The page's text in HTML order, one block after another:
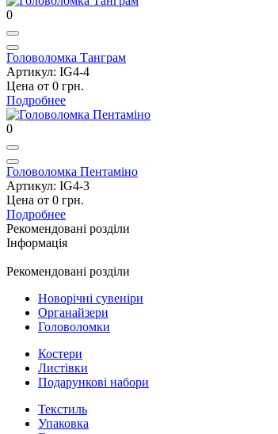
0
Головоломка Танграм
Артикул: IG4-4
Цена от 0 грн.
Подробнее
0
Головоломка Пентаміно
Артикул: IG4-3
Цена от 0 грн.
Подробнее
Рекомендовані розділи
Інформація
Рекомендовані розділи
Новорічні сувеніри
Органайзери
Головоломки
Костери
Листівки
Подарункові набори
Текстиль
Упаковка